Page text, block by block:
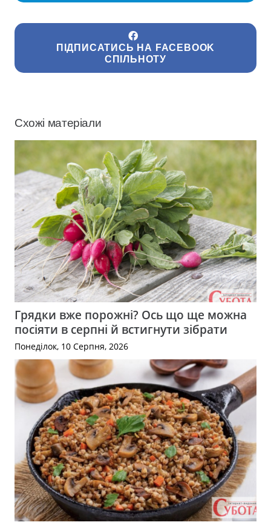
ПІДПИСАТИСЬ НА FACEBOOK
СПІЛЬНОТУ
Схожі матеріали
Грядки вже порожні? Ось що ще можна
посіяти в серпні й встигнути зібрати
Понеділок, 10 Серпня, 2026